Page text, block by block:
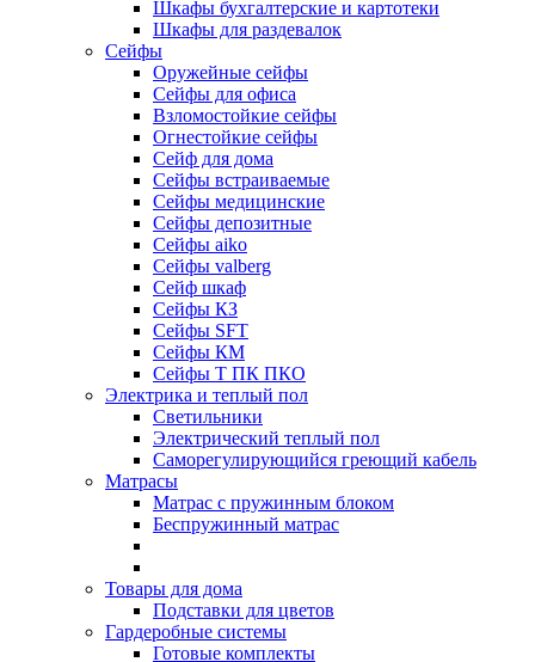
Шкафы бухгалтерские и картотеки
Шкафы для раздевалок
Сейфы
Оружейные сейфы
Сейфы для офиса
Взломостойкие сейфы
Огнестойкие сейфы
Cейф для дома
Сейфы встраиваемые
Сейфы медицинские
Сейфы депозитные
Сейфы aiko
Сейфы valberg
Сейф шкаф
Сейфы КЗ
Сейфы SFT
Сейфы КМ
Сейфы Т ПК ПКО
Электрика и теплый пол
Светильники
Электрический теплый пол
Саморегулирующийся греющий кабель
Матрасы
Матрас с пружинным блоком
Беспружинный матрас
Товары для дома
Подставки для цветов
Гардеробные системы
Готовые комплекты